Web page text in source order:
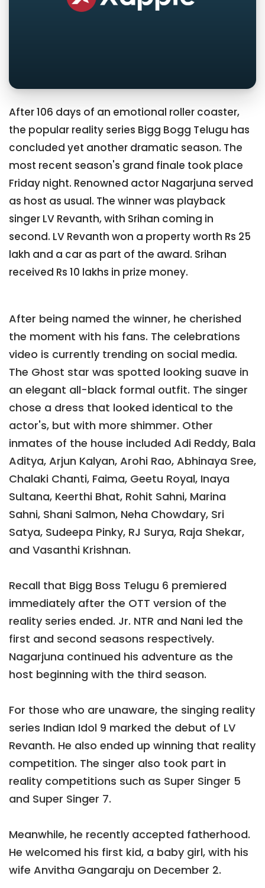
After 106 days of an emotional roller coaster,
the popular reality series Bigg Bogg Telugu has
concluded yet another dramatic season. The
most recent season's grand finale took place
Friday night. Renowned actor Nagarjuna served
as host as usual. The winner was playback
singer LV Revanth, with Srihan coming in
second. LV Revanth won a property worth Rs 25
lakh and a car as part of the award. Srihan
received Rs 10 lakhs in prize money.
After being named the winner, he cherished
the moment with his fans. The celebrations
video is currently trending on social media.
The Ghost star was spotted looking suave in
an elegant all-black formal outfit. The singer
chose a dress that looked identical to the
actor's, but with more shimmer. Other
inmates of the house included Adi Reddy, Bala
Aditya, Arjun Kalyan, Arohi Rao, Abhinaya Sree,
Chalaki Chanti, Faima, Geetu Royal, Inaya
Sultana, Keerthi Bhat, Rohit Sahni, Marina
Sahni, Shani Salmon, Neha Chowdary, Sri
Satya, Sudeepa Pinky, RJ Surya, Raja Shekar,
and Vasanthi Krishnan.
Recall that Bigg Boss Telugu 6 premiered
immediately after the OTT version of the
reality series ended. Jr. NTR and Nani led the
first and second seasons respectively.
Nagarjuna continued his adventure as the
host beginning with the third season.
For those who are unaware, the singing reality
series Indian Idol 9 marked the debut of LV
Revanth. He also ended up winning that reality
competition. The singer also took part in
reality competitions such as Super Singer 5
and Super Singer 7.
Meanwhile, he recently accepted fatherhood.
He welcomed his first kid, a baby girl, with his
wife Anvitha Gangaraju on December 2.